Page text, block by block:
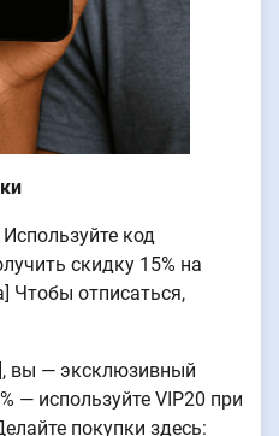
код
скидку 15% на
Чтобы отписаться,
вы — эксклюзивный
— используйте VIP20 при
покупки здесь: